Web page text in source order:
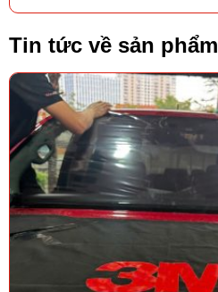
Tin tức về sản phẩm